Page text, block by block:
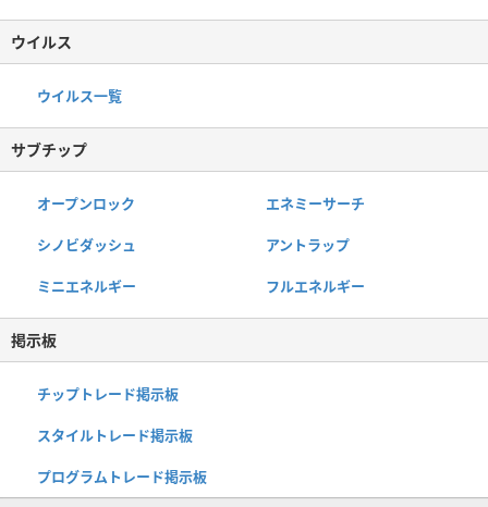
ウイルス
ウイルス一覧
サブチップ
オープンロック エネミーサーチ
シノビダッシュ アントラップ
ミニエネルギー フルエネルギー
掲示板
チップトレード掲示板
スタイルトレード掲示板
プログラムトレード掲示板